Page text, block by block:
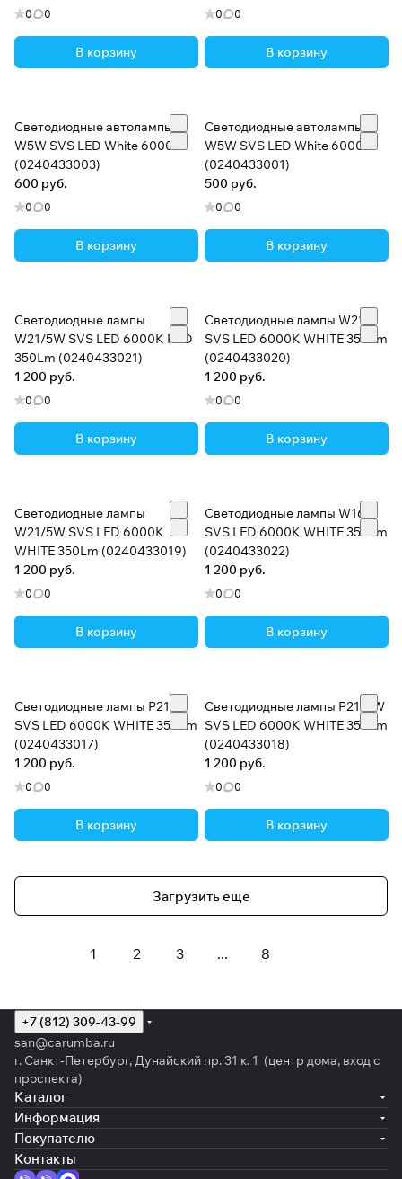
0 0
В корзину
0 0
В корзину
Светодиодные автолампы
W5W SVS LED White 6000K
(0240433003)
600 руб.
0 0
В корзину
Светодиодные автолампы
W5W SVS LED White 6000K
(0240433001)
500 руб.
0 0
В корзину
Светодиодные лампы
W21/5W SVS LED 6000K RED
350Lm (0240433021)
1 200 руб.
0 0
В корзину
Светодиодные лампы W21
SVS LED 6000K WHITE 350Lm
(0240433020)
1 200 руб.
0 0
В корзину
Светодиодные лампы
W21/5W SVS LED 6000K
WHITE 350Lm (0240433019)
1 200 руб.
0 0
В корзину
Светодиодные лампы W16W
SVS LED 6000K WHITE 350Lm
(0240433022)
1 200 руб.
0 0
В корзину
Светодиодные лампы P21W
SVS LED 6000K WHITE 350Lm
(0240433017)
1 200 руб.
0 0
В корзину
Светодиодные лампы P21/5W
SVS LED 6000K WHITE 350Lm
(0240433018)
1 200 руб.
0 0
В корзину
Загрузить еще
1 2 3 ... 8
+7 (812) 309-43-99
san@carumba.ru
г. Санкт-Петербург, Дунайский пр. 31 к. 1 (центр дома, вход с
проспекта)
Каталог
Информация
Покупателю
Контакты